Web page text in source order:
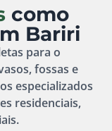
como
Bariri
para o
fossas e
especializados
residenciais,